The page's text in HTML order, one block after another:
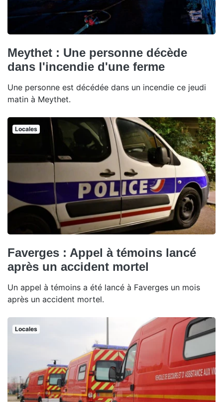
Meythet : Une personne décède
dans l'incendie d'une ferme
Une personne est décédée dans un incendie ce jeudi
matin à Meythet.
Locales
Faverges : Appel à témoins lancé
après un accident mortel
Un appel à témoins a été lancé à Faverges un mois
après un accident mortel.
Locales